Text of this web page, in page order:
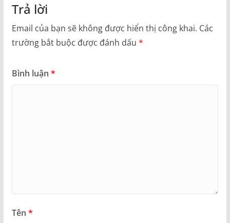
Trả lời
Email của bạn sẽ không được hiển thị công khai. Các
trường bắt buộc được đánh dấu *
Bình luận *
Tên *